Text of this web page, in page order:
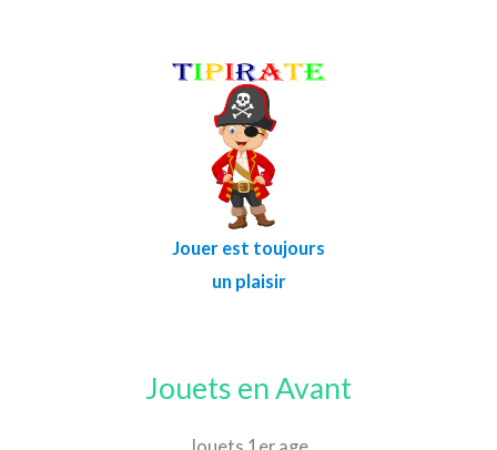
Jouer est toujours
un plaisir
Jouets en Avant